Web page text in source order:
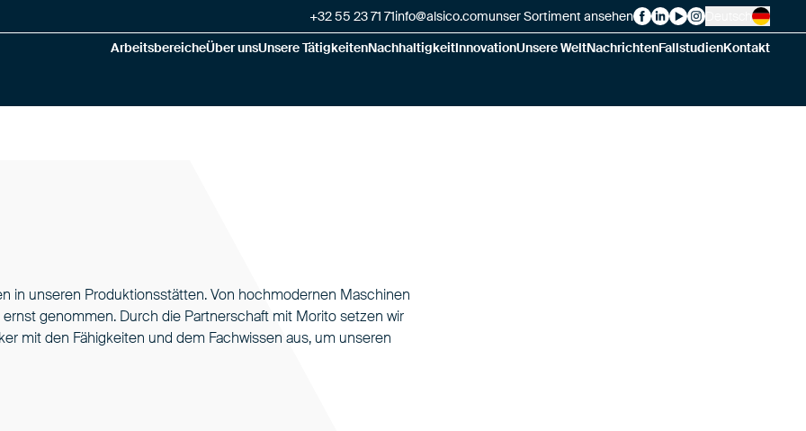
ArbeitsbereicheÜber unsUnsere TätigkeitenNachhaltigkeitInnovationUnsere WeltNachrichtenFallstudienKontakt
+32 55 23 71 71info@alsico.comunser Sortiment ansehen Alsico on Facebook
Alsico on LinkedIn
Alsico on YouTube
Alsico on
in unseren Produktionsstätten. Von hochmodernen Maschinen
genommen. Durch die Partnerschaft mit Morito setzen wir
mit den Fähigkeiten und dem Fachwissen aus, um unseren